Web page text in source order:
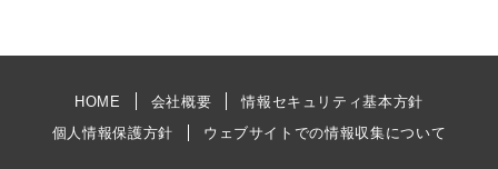
HOME 会社概要
情報セキュリティ基本方針
個人情報保護方針
ウェブサイトでの情報収集について